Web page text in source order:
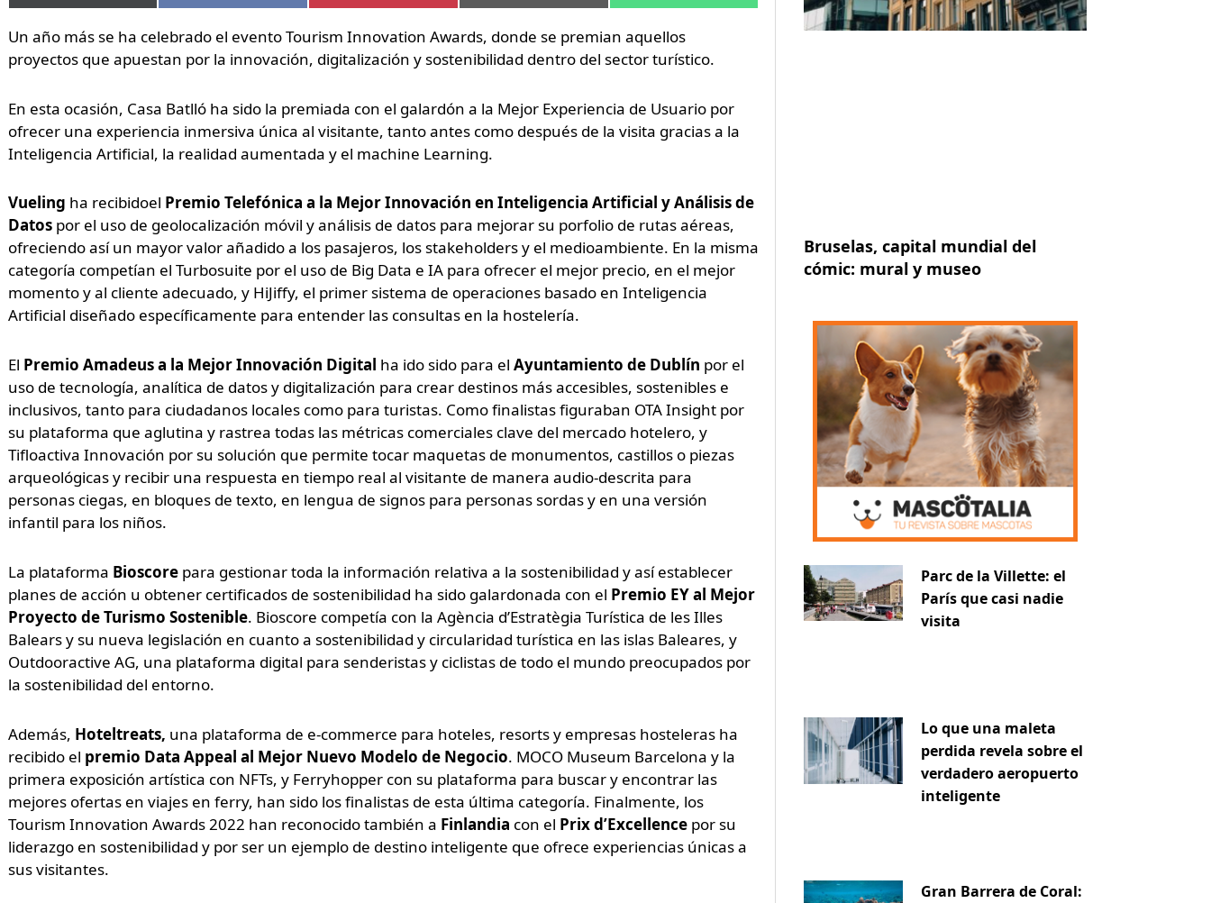
Un año más se ha celebrado el evento Tourism Innovation Awards, donde se premian aquellos
proyectos que apuestan por la innovación, digitalización y sostenibilidad dentro del sector turístico.
En esta ocasión, Casa Batlló ha sido la premiada con el galardón a la Mejor Experiencia de Usuario por
ofrecer una experiencia inmersiva única al visitante, tanto antes como después de la visita gracias a la
Inteligencia Artificial, la realidad aumentada y el machine Learning.
Vueling ha recibidoel Premio Telefónica a la Mejor Innovación en Inteligencia Artificial y Análisis de
Datospor el uso de geolocalización móvil y análisis de datos para mejorar su porfolio de rutas aéreas,
ofreciendo así un mayor valor añadido a los pasajeros, los stakeholders y el medioambiente. En la misma
categoría competían el Turbosuite por el uso de Big Data e IA para ofrecer el mejor precio, en el mejor
momento y al cliente adecuado, y HiJiffy, el primer sistema de operaciones basado en Inteligencia
Artificial diseñado específicamente para entender las consultas en la hostelería.
El Premio Amadeusa la Mejor Innovación Digital ha ido sido para el Ayuntamiento de Dublín por el
uso de tecnología, analítica de datos y digitalización para crear destinos más accesibles, sostenibles e
inclusivos, tanto para ciudadanos locales como para turistas. Como finalistas figuraban OTA Insight por
su plataforma que aglutina y rastrea todas las métricas comerciales clave del mercado hotelero, y
Tifloactiva Innovación por su solución que permite tocar maquetas de monumentos, castillos o piezas
arqueológicas y recibir una respuesta en tiempo real al visitante de manera audio-descrita para
personas ciegas, en bloques de texto, en lengua de signos para personas sordas y en una versión
infantil para los niños.
La plataforma Bioscorepara gestionar toda la información relativa a la sostenibilidad y así establecer
planes de acción u obtener certificados de sostenibilidad ha sido galardonada con el Premio EY al Mejor
Proyecto de Turismo Sostenible. Bioscore competía con la Agència d’Estratègia Turística de les Illes
Balears y su nueva legislación en cuanto a sostenibilidad y circularidad turística en las islas Baleares, y
Outdooractive AG, una plataforma digital para senderistas y ciclistas de todo el mundo preocupados por
la sostenibilidad del entorno.
Además, Hoteltreats, una plataforma de e-commerce para hoteles, resorts y empresas hosteleras ha
recibido el premio Data Appeal al Mejor Nuevo Modelo de Negocio. MOCO Museum Barcelona y la
primera exposición artística con NFTs, y Ferryhopper con su plataforma para buscar y encontrar las
mejores ofertas en viajes en ferry, han sido los finalistas de esta última categoría. Finalmente, los
Tourism Innovation Awards 2022 han reconocido también a Finlandia con el Prix d’Excellencepor su
liderazgo en sostenibilidad y por ser un ejemplo de destino inteligente que ofrece experiencias únicas a
sus visitantes.
Bruselas, capital mundial del
cómic: mural y museo
Parc de la Villette: el
París que casi nadie
visita
Lo que una maleta
perdida revela sobre el
verdadero aeropuerto
inteligente
Gran Barrera de Coral: